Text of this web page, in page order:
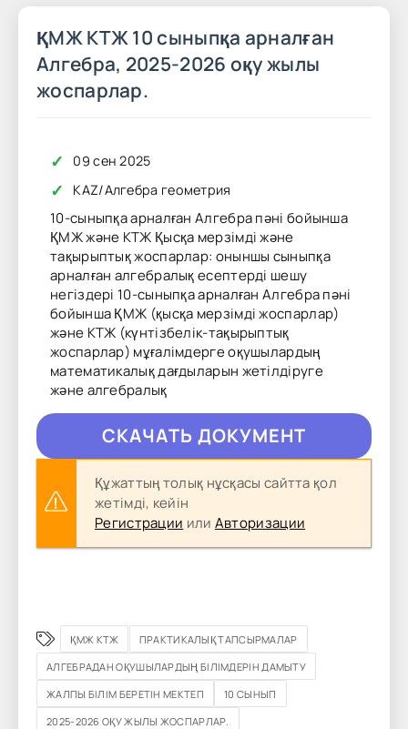
ҚМЖ КТЖ 10 сыныпқа арналған
Алгебра, 2025-2026 оқу жылы
жоспарлар.
✓ 09 сен 2025
✓ KAZ/Алгебра геометрия
10-сыныпқа арналған Алгебра пәні бойынша
ҚМЖ және КТЖ Қысқа мерзімді және
тақырыптық жоспарлар: оныншы сыныпқа
арналған алгебралық есептерді шешу
негіздері 10-сыныпқа арналған Алгебра пәні
бойынша ҚМЖ (қысқа мерзімді жоспарлар)
және КТЖ (күнтізбелік-тақырыптық
жоспарлар) мұғалімдерге оқушылардың
математикалық дағдыларын жетілдіруге
және алгебралық
CКAЧAТЬ ДОКУМЕНТ
Құжаттың толық нұсқасы сайтта қол
жетімді, кейін
Регистрации или Авторизации
ҚМЖ КТЖ
ПРАКТИКАЛЫҚ ТАПСЫРМАЛАР
АЛГЕБРАДАН ОҚУШЫЛАРДЫҢ БІЛІМДЕРІН ДАМЫТУ
ЖАЛПЫ БІЛІМ БЕРЕТІН МЕКТЕП
10 СЫНЫП
2025-2026 ОҚУ ЖЫЛЫ ЖОСПАРЛАР.